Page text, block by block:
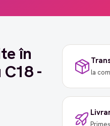
în
-
la